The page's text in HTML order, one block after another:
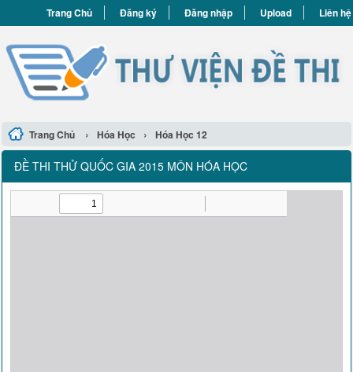
Trang Chủ Đăng ký Đăng nhập Upload Liên hệ
Trang Chủ › Hóa Học › Hóa Học 12
ĐỀ THI THỬ QUỐC GIA 2015 MÔN HÓA HỌC